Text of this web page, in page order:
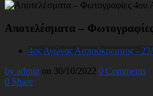
Αποτελέσματα –
4ος Αγώνας Ασπρόκρεμμος -
by admin on 30/10/2022 0 Comments
0 Share